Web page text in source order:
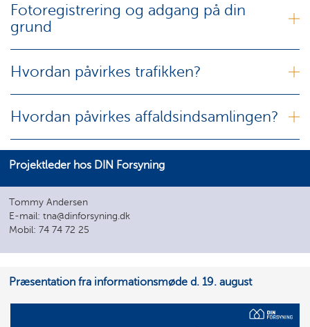
Fotoregistrering og adgang på din
grund
Hvordan påvirkes trafikken?
Hvordan påvirkes affaldsindsamlingen?
Projektleder hos DIN Forsyning
Tommy Andersen
E-mail: tna@dinforsyning.dk
Mobil: 74 74 72 25
Præsentation fra informationsmøde d. 19. august